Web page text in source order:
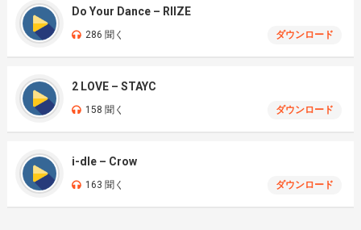
Do Your Dance – RIIZE
286 聞く ダウンロード
2 LOVE – STAYC
158 聞く ダウンロード
i-dle – Crow
163 聞く ダウンロード